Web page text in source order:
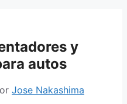
y
autos
Jose Nakashima